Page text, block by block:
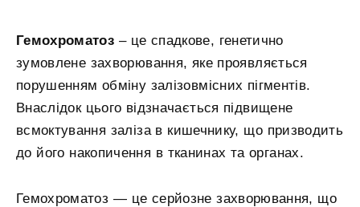
Гемохроматоз – це спадкове, генетично
зумовлене захворювання, яке проявляється
порушенням обміну залізовмісних пігментів.
Внаслідок цього відзначається підвищене
всмоктування заліза в кишечнику, що призводить
до його накопичення в тканинах та органах.
Гемохроматоз — це серйозне захворювання, що